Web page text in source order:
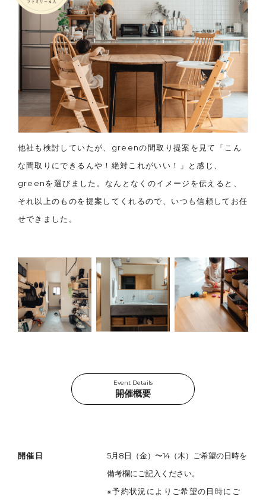
他社も検討していたが、greenの間取り提案を見て「こん
な間取りにできるんや！絶対これがいい！」と感じ、
greenを選びました。なんとなくのイメージを伝えると、
それ以上のものを提案してくれるので、いつも信頼してお任
せできました。
Event Details
開催概要
開催日
5月8日（金）〜14（木）ご希望の日時を
備考欄にご記入ください。
※予約状況によりご希望の日時にご